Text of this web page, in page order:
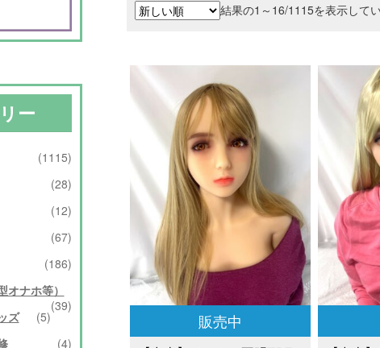
結果の1～16/1115を表示して
販売中
ー
(1115)
(28)
(12)
(67)
(186)
ナホ等）
(39)
ズ
(5)
(4)